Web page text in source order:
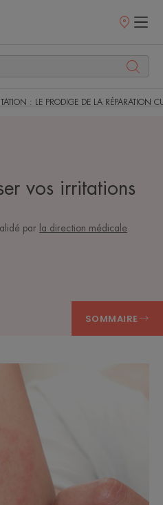
Points
: LE PRODIGE DE LA RÉPARATION
vos irritations
par la direction médicale
SOMMAIRE